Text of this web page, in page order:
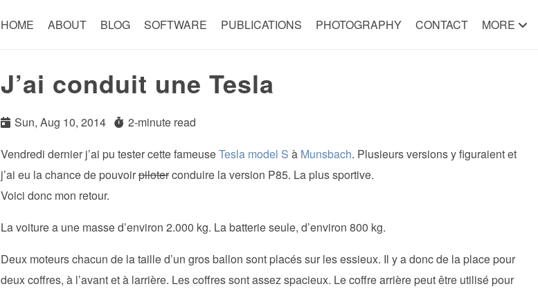
HOME ABOUT BLOG SOFTWARE PUBLICATIONS PHOTOGRAPHY CONTACT MORE
J’ai conduit une Tesla
Sun, Aug 10, 2014
2-minute read
Vendredi dernier j’ai pu tester cette fameuseTesla model S à Munsbach. Plusieurs versions y figuraient et
j’ai eu la chance de pouvoirpiloterconduire la version P85. La plus sportive.
Voici donc mon retour.
La voiture a une masse d’environ 2.000 kg. La batterie seule, d’environ 800 kg.
Deux moteurs chacun de la taille d’un gros ballon sont placés sur les essieux. Il y a donc de la place pour
deux coffres, à l’avant et à larrière. Les coffres sont assez spacieux. Le coffre arrière peut être utilisé pour